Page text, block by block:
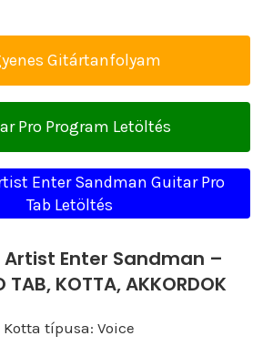
Gitártanfolyam
Pro Program Letöltés
Enter Sandman Guitar Pro
Tab Letöltés
Artist Enter Sandman –
TAB, KOTTA, AKKORDOK
Kotta típusa: Voice